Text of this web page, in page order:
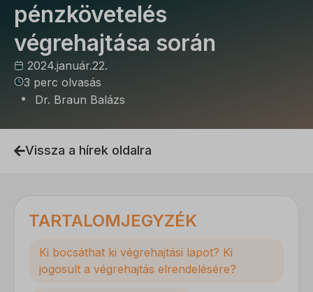
pénzkövetelés
végrehajtása során
2024.január.22.
3 perc olvasás
Dr. Braun Balázs
Vissza a hírek oldalra
TARTALOMJEGYZÉK
Ki bocsáthat ki végrehajtási lapot? Ki
jogosult a végrehajtás elrendelésére?